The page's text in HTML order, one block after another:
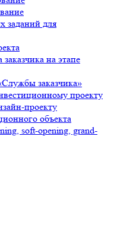
заданий для
на этапе
заказчика»
проекту
проекту
объекта
soft-opening, grand-